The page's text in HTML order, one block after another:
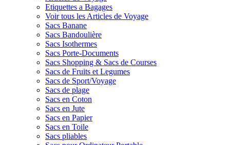
Etiquettes a Bagages
Voir tous les Articles de Voyage
Sacs Banane
Sacs Bandoulière
Sacs Isothermes
Sacs Porte-Documents
Sacs Shopping & Sacs de Courses
Sacs de Fruits et Legumes
Sacs de Sport/Voyage
Sacs de plage
Sacs en Coton
Sacs en Jute
Sacs en Papier
Sacs en Toile
Sacs pliables